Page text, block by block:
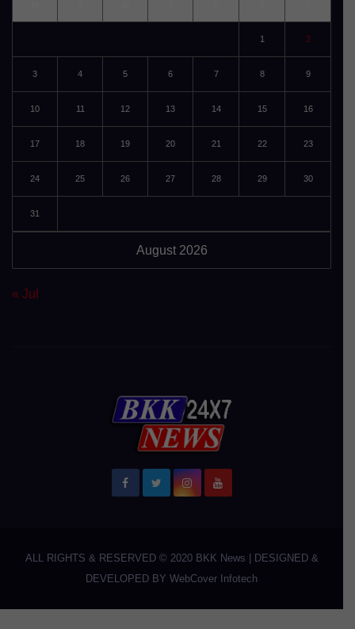
August 2026
1 2
3 4 5 6 7 8 9
10 11 12 13 14 15 16
17 18 19 20 21 22 23
24 25 26 27 28 29 30
31
« Jul
ALL RIGHTS & RESERVED © 2020 BKK News | DESIGNED &
DEVELOPED BY WebCover Infotech